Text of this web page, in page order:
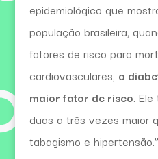
epidemiológico que
população brasileira,
fatores de risco para
cardiovasculares, o
maior fator de risco.
duas a três vezes maior
tabagismo e hipertensão.”